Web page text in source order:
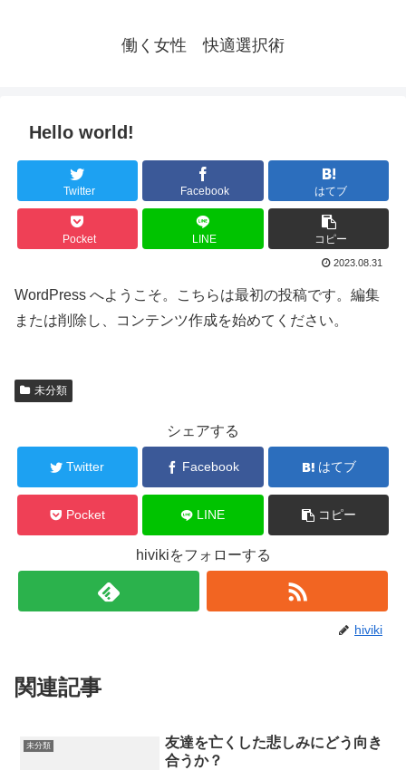
働く女性 快適選択術
Hello world!
Twitter Facebook はてブ
Pocket LINE コピー
2023.08.31
WordPress へようこそ。こちらは最初の投稿です。編集
または削除し、コンテンツ作成を始めてください。
未分類
シェアする
Twitter Facebook はてブ
Pocket LINE コピー
hivikiをフォローする
hiviki
関連記事
未分類
友達を亡くした悲しみにどう向き
合うか？